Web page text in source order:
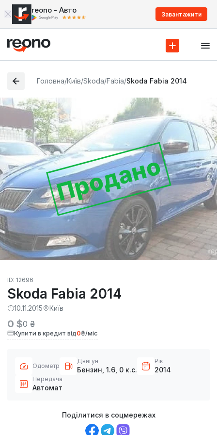
reono - Авто Завантажити
Головна/Київ/Skoda/Fabia/Skoda Fabia 2014
Продано
ID: 12696
Skoda Fabia 2014
10.11.2015 Київ
0 $0 ₴
Купити в кредит від0₴/міс
Одометр
Двигун
Бензин, 1.6, 0 к.с.
Рік
2014
Передача
Автомат
Поділитися в соцмережах